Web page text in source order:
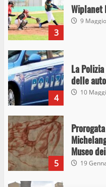
3
Wiplanet
9
4
La
delle
10
5
Museo
19